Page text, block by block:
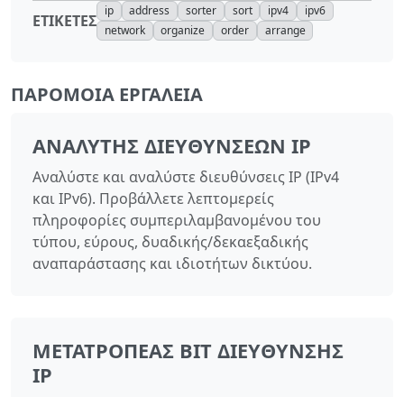
ΕΤΙΚΈΤΕΣ
ip address sorter sort ipv4
ipv6
network
organize order arrange
ΠΑΡΌΜΟΙΑ ΕΡΓΑΛΕΊΑ
ΑΝΑΛΥΤΉΣ ΔΙΕΥΘΎΝΣΕΩΝ IP
Αναλύστε και αναλύστε διευθύνσεις IP (IPv4
και IPv6). Προβάλλετε λεπτομερείς
πληροφορίες συμπεριλαμβανομένου του
τύπου, εύρους, δυαδικής/δεκαεξαδικής
αναπαράστασης και ιδιοτήτων δικτύου.
ΜΕΤΑΤΡΟΠΈΑΣ BIT ΔΙΕΎΘΥΝΣΗΣ
IP